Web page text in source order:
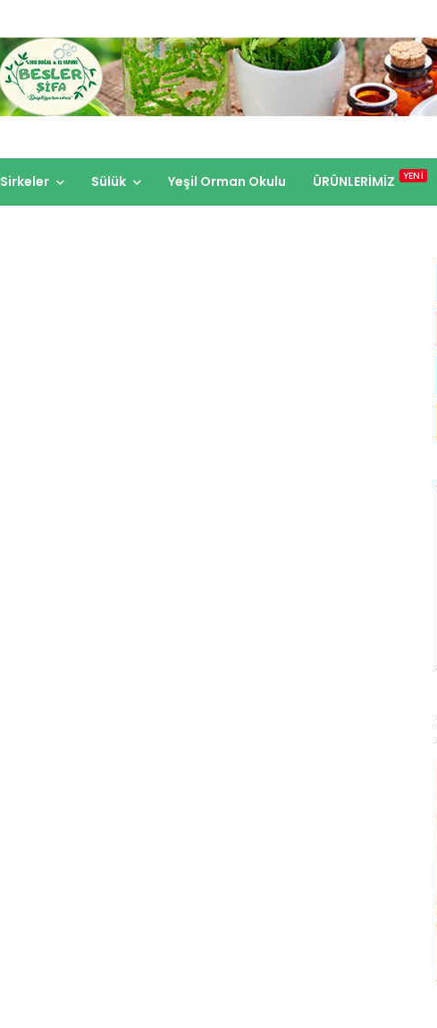
Sirkeler Sülük Yeşil Orman Okulu ÜRÜNLERİMİZ